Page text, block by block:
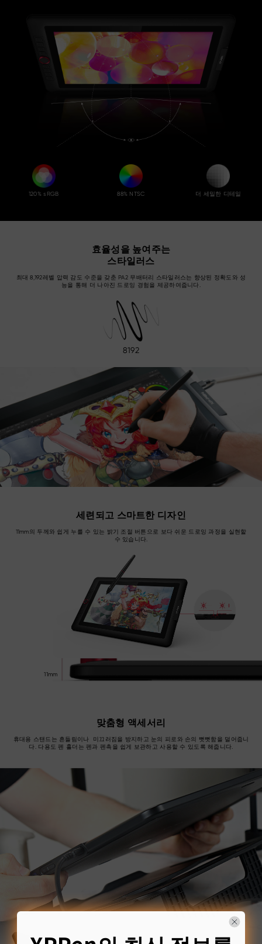
120% sRGB 88% NTSC 더 세밀한 디테일
효율성을 높여주는
스타일러스
최대 8,192레벨 압력 감도 수준을 갖춘 PA2 무배터리 스타일러스는 향상된 정확도와 성
능을 통해 더 나아진 드로잉 경험을 제공하여줍니다.
8192
세련되고 스마트한 디자인
11mm의 두께와 쉽게 누를 수 있는 밝기 조절 버튼으로 보다 쉬운 드로잉 과정을 실현할
수 있습니다.
11mm
맞춤형 액세서리
휴대용 스탠드는 흔들림이나 미끄러짐을 방지하고 눈의 피로와 손의 뻣뻣함을 덜어줍니
다. 다용도 펜 홀더는 펜과 펜촉을 쉽게 보관하고 사용할 수 있도록 해줍니다.